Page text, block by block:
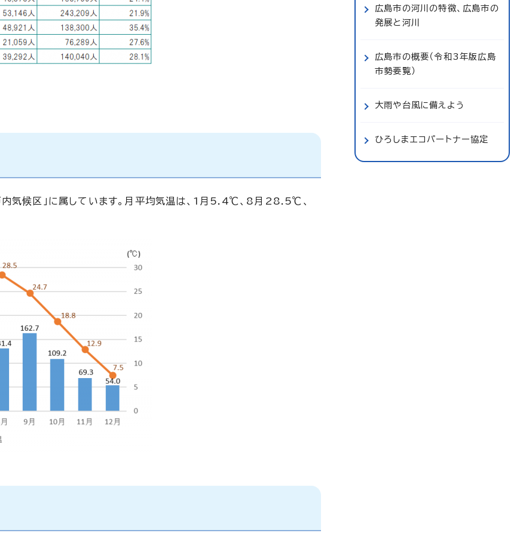
気候区」に属しています。月平均気温は、1月5.4℃、8月28.5℃、
広島市の河川の特徴、広島市の
発展と河川
広島市の概要（令和3年版広島
市勢要覧）
大雨や台風に備えよう
ひろしまエコパートナー協定